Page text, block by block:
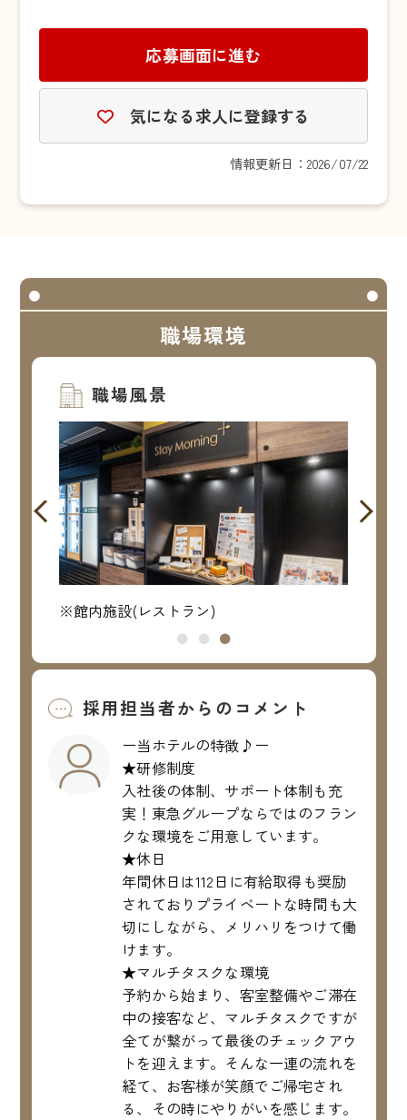
応募画面に進む
気になる求人に登録する
情報更新日：2026/07/22
職場環境
職場風景
※館内施設(レストラン)
採用担当者からのコメント
ー当ホテルの特徴♪ー
★研修制度
入社後の体制、サポート体制も充
実！東急グループならではのフラン
クな環境をご用意しています。
★休日
年間休日は112日に有給取得も奨励
されておりプライベートな時間も大
切にしながら、メリハリをつけて働
けます。
★マルチタスクな環境
予約から始まり、客室整備やご滞在
中の接客など、マルチタスクですが
全てが繋がって最後のチェックアウ
トを迎えます。そんな一連の流れを
経て、お客様が笑顔でご帰宅され
る、その時にやりがいを感じます。